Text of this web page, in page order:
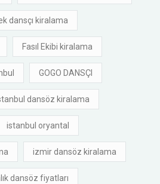
dansçı kiralama
Fasıl Ekibi kiralama
GOGO DANSÇI
dansöz kiralama
istanbul oryantal
izmir dansöz kiralama
dansöz fiyatları